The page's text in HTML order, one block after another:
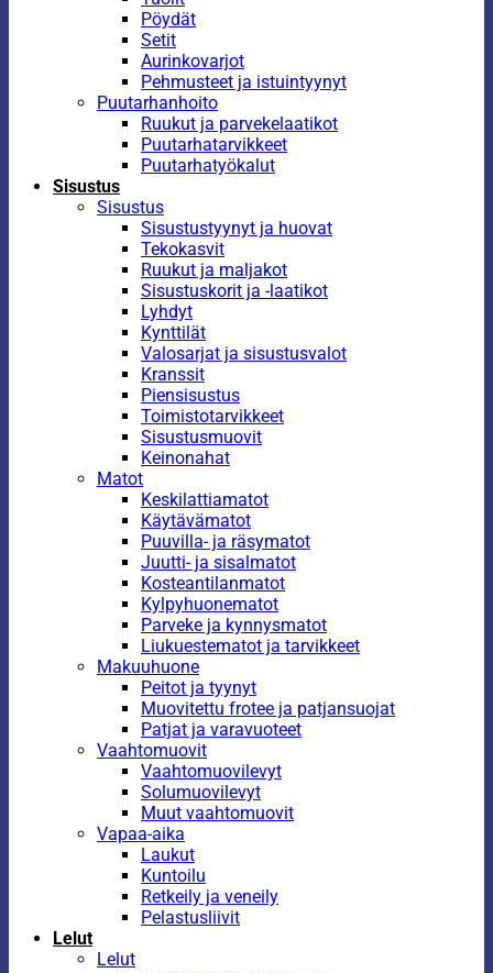
Pöydät
Setit
Aurinkovarjot
Pehmusteet ja istuintyynyt
Puutarhanhoito
Ruukut ja parvekelaatikot
Puutarhatarvikkeet
Puutarhatyökalut
Sisustus
Sisustus
Sisustustyynyt ja huovat
Tekokasvit
Ruukut ja maljakot
Sisustuskorit ja -laatikot
Lyhdyt
Kynttilät
Valosarjat ja sisustusvalot
Kranssit
Piensisustus
Toimistotarvikkeet
Sisustusmuovit
Keinonahat
Matot
Keskilattiamatot
Käytävämatot
Puuvilla- ja räsymatot
Juutti- ja sisalmatot
Kosteantilanmatot
Kylpyhuonematot
Parveke ja kynnysmatot
Liukuestematot ja tarvikkeet
Makuuhuone
Peitot ja tyynyt
Muovitettu frotee ja patjansuojat
Patjat ja varavuoteet
Vaahtomuovit
Vaahtomuovilevyt
Solumuovilevyt
Muut vaahtomuovit
Vapaa-aika
Laukut
Kuntoilu
Retkeily ja veneily
Pelastusliivit
Lelut
Lelut